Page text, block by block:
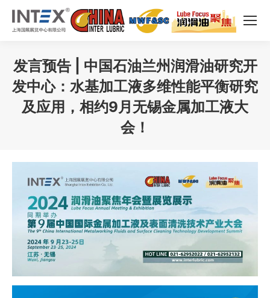
发言预告 | 中国石油兰州润滑油研究开
发中心：水基加工液多维性能平衡研究
及应用，相约9月无锡金属加工液大
会！